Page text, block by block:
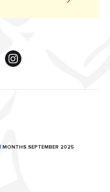
26 MONTHS.SEPTEMBER 2025